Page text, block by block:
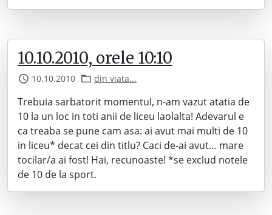
10.10.2010, orele 10:10
10.10.2010 din viata...
Trebuia sarbatorit momentul, n-am vazut atatia de
10 la un loc in toti anii de liceu laolalta! Adevarul e
ca treaba se pune cam asa: ai avut mai multi de 10
in liceu* decat cei din titlu? Caci de-ai avut… mare
tocilar/a ai fost! Hai, recunoaste! *se exclud notele
de 10 de la sport.